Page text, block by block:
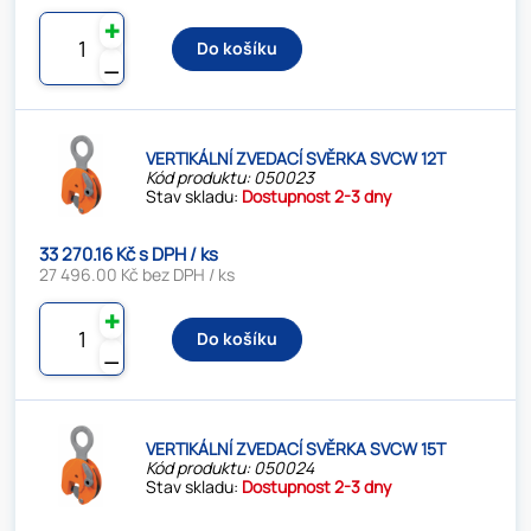
⚊
✚
Do košíku
VERTIKÁLNÍ ZVEDACÍ SVĚRKA SVCW 12T
Kód produktu: 050023
Stav skladu: Dostupnost 2-3 dny
33 270.16 Kč s DPH / ks
27 496.00 Kč bez DPH / ks
⚊
✚
Do košíku
VERTIKÁLNÍ ZVEDACÍ SVĚRKA SVCW 15T
Kód produktu: 050024
Stav skladu: Dostupnost 2-3 dny